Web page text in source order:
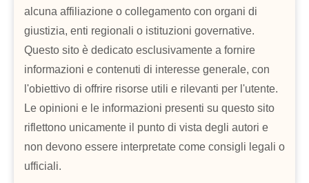
alcuna affiliazione o collegamento con organi di
giustizia, enti regionali o istituzioni governative.
Questo sito è dedicato esclusivamente a fornire
informazioni e contenuti di interesse generale, con
l'obiettivo di offrire risorse utili e rilevanti per l'utente.
Le opinioni e le informazioni presenti su questo sito
riflettono unicamente il punto di vista degli autori e
non devono essere interpretate come consigli legali o
ufficiali.